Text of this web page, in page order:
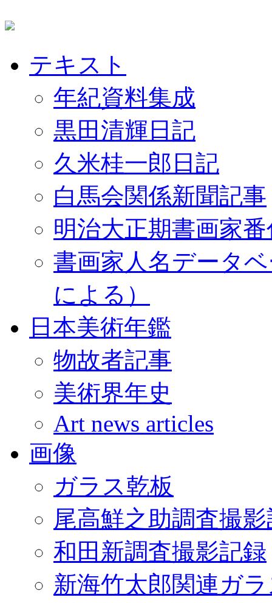
テキスト
年紀資料集成
黒田清輝日記
久米桂一郎日記
白馬会関係新聞記事
明治大正期書画家
書画家人名データ
による）
日本美術年鑑
物故者記事
美術界年史
Art news articles
画像
ガラス乾板
尾高鮮之助調査撮
和田新調査撮影記録
新海竹太郎関連ガ